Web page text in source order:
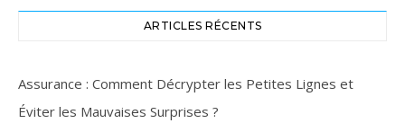
ARTICLES RÉCENTS
Assurance : Comment Décrypter les Petites Lignes et
Éviter les Mauvaises Surprises ?